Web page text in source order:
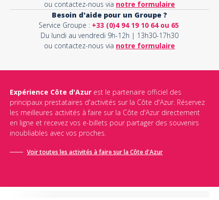
ou contactez-nous via notre formulaire
Besoin d'aide pour un Groupe ?
Service Groupe : +33 (0)4 94 19 10 64 ou 65
Du lundi au vendredi 9h-12h | 13h30-17h30
ou contactez-nous via notre formulaire
Expérience Côte d'Azur est le partenaire officiel des
principaux prestataires d'activités sur la Côte d'Azur. Réservez
les meilleures activités à faire sur la Côte d'Azur directement
en ligne et recevez vos e-billets pour partager des souvenirs
inoubliables avec vos proches.
Voir toutes les activités à faire sur la Côte d'Azur